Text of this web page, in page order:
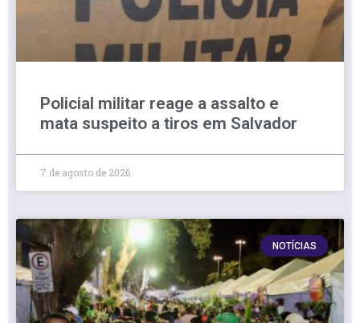
Policial militar reage a assalto e
mata suspeito a tiros em Salvador
7 de agosto de 2026
NOTÍCIAS